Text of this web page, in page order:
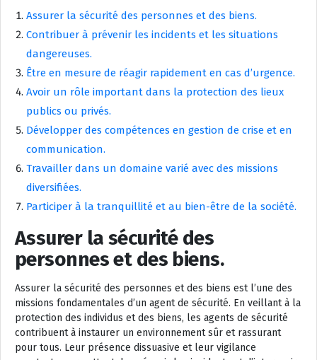
Assurer la sécurité des personnes et des biens.
Contribuer à prévenir les incidents et les situations
dangereuses.
Être en mesure de réagir rapidement en cas d’urgence.
Avoir un rôle important dans la protection des lieux
publics ou privés.
Développer des compétences en gestion de crise et en
communication.
Travailler dans un domaine varié avec des missions
diversifiées.
Participer à la tranquillité et au bien-être de la société.
Assurer la sécurité des
personnes et des biens.
Assurer la sécurité des personnes et des biens est l’une des
missions fondamentales d’un agent de sécurité. En veillant à la
protection des individus et des biens, les agents de sécurité
contribuent à instaurer un environnement sûr et rassurant
pour tous. Leur présence dissuasive et leur vigilance